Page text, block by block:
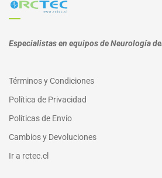
Especialistas en equipos de Neurología
Términos y Condiciones
Política de Privacidad
Políticas de Envío
Cambios y Devoluciones
Ir a rctec.cl